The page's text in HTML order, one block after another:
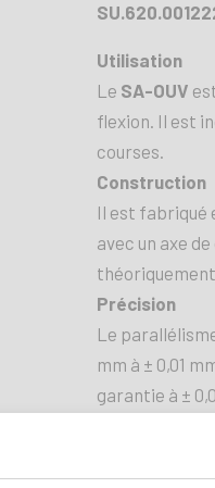
Utilisation
Le SA-OUV
flexion. Il est
courses.
Construction
Il est fabriqué
avec un axe
Précision
Le
mm à ± 0,01
garantie à ±